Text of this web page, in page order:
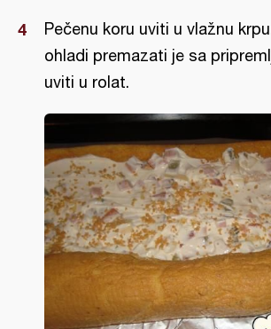
Pečenu koru uviti u vlažnu
ohladi premazati je sa
uviti u rolat.